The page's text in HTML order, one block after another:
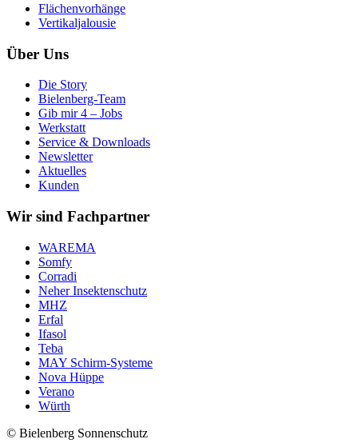
Flächenvorhänge
Vertikaljalousie
Über Uns
Die Story
Bielenberg-Team
Gib mir 4 – Jobs
Werkstatt
Service & Downloads
Newsletter
Aktuelles
Kunden
Wir sind Fachpartner
WAREMA
Somfy
Corradi
Neher Insektenschutz
MHZ
Erfal
Ifasol
Teba
MAY Schirm-Systeme
Nova Hüppe
Verano
Würth
© Bielenberg Sonnenschutz